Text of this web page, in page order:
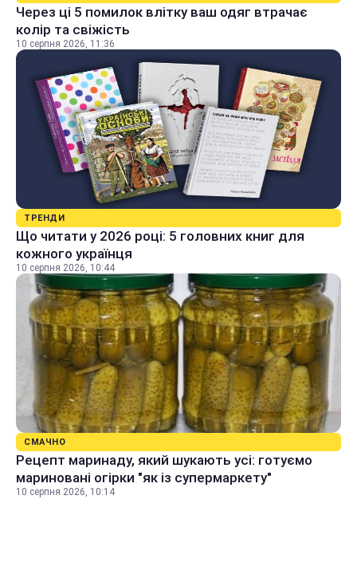
Через ці 5 помилок влітку ваш одяг втрачає
колір та свіжість
10 серпня 2026, 11:36
ТРЕНДИ
Що читати у 2026 році: 5 головних книг для
кожного українця
10 серпня 2026, 10:44
СМАЧНО
Рецепт маринаду, який шукають усі: готуємо
мариновані огірки "як із супермаркету"
10 серпня 2026, 10:14